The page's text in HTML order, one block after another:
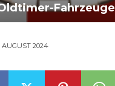
Fahrzeuge
AUGUST 2024